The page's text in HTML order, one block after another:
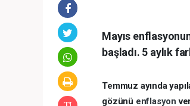
Mayıs
başladı. 5 aylık
Temmuz ayında
gözünü enflasyon